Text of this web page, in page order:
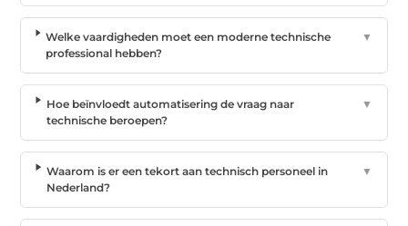
Welke vaardigheden moet een moderne technische
professional hebben?
▼
Hoe beïnvloedt automatisering de vraag naar
technische beroepen?
▼
Waarom is er een tekort aan technisch personeel in
Nederland?
▼